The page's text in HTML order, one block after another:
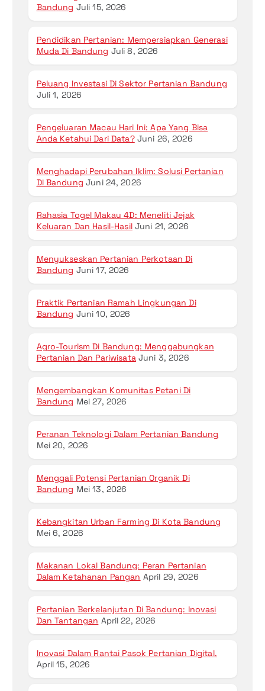
Bandung Juli 15, 2026
Pendidikan Pertanian: Mempersiapkan Generasi
Muda Di Bandung Juli 8, 2026
Peluang Investasi Di Sektor Pertanian Bandung
Juli 1, 2026
Pengeluaran Macau Hari Ini: Apa Yang Bisa
Anda Ketahui Dari Data? Juni 26, 2026
Menghadapi Perubahan Iklim: Solusi Pertanian
Di Bandung Juni 24, 2026
Rahasia Togel Makau 4D: Meneliti Jejak
Keluaran Dan Hasil-Hasil Juni 21, 2026
Menyukseskan Pertanian Perkotaan Di
Bandung Juni 17, 2026
Praktik Pertanian Ramah Lingkungan Di
Bandung Juni 10, 2026
Agro-Tourism Di Bandung: Menggabungkan
Pertanian Dan Pariwisata Juni 3, 2026
Mengembangkan Komunitas Petani Di
Bandung Mei 27, 2026
Peranan Teknologi Dalam Pertanian Bandung
Mei 20, 2026
Menggali Potensi Pertanian Organik Di
Bandung Mei 13, 2026
Kebangkitan Urban Farming Di Kota Bandung
Mei 6, 2026
Makanan Lokal Bandung: Peran Pertanian
Dalam Ketahanan Pangan April 29, 2026
Pertanian Berkelanjutan Di Bandung: Inovasi
Dan Tantangan April 22, 2026
Inovasi Dalam Rantai Pasok Pertanian Digital.
April 15, 2026